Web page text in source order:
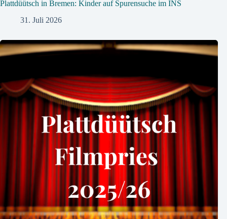
Plattdüütsch in Bremen: Kinder auf Spurensuche im INS
31. Juli 2026